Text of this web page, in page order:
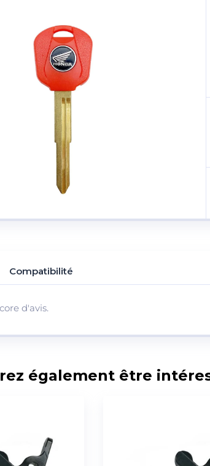
Compatibilité
d'avis.
également être